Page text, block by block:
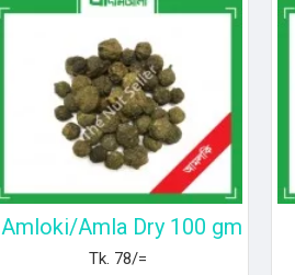
Amloki/Amla Dry 100 gm
Tk. 78/=